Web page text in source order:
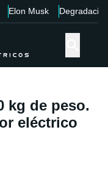
Elon Musk Degradación
kg de peso.
eléctrico